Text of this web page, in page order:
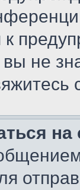
к
не